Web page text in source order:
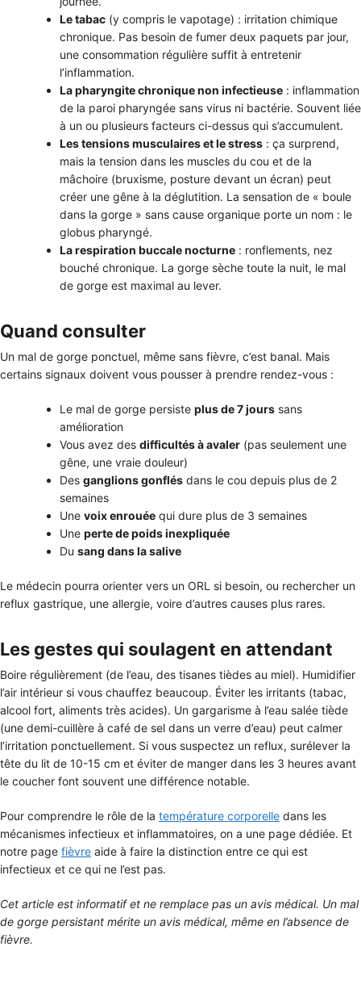
Le tabac (y compris le vapotage) : irritation chimique
chronique. Pas besoin de fumer deux paquets par jour,
une consommation régulière suffit à entretenir
l’inflammation.
La pharyngite chronique non infectieuse : inflammation
de la paroi pharyngée sans virus ni bactérie. Souvent liée
à un ou plusieurs facteurs ci-dessus qui s’accumulent.
Les tensions musculaires et le stress : ça surprend,
mais la tension dans les muscles du cou et de la
mâchoire (bruxisme, posture devant un écran) peut
créer une gêne à la déglutition. La sensation de « boule
dans la gorge » sans cause organique porte un nom : le
globus pharyngé.
La respiration buccale nocturne : ronflements, nez
bouché chronique. La gorge sèche toute la nuit, le mal
de gorge est maximal au lever.
Quand consulter
Un mal de gorge ponctuel, même sans fièvre, c’est banal. Mais
certains signaux doivent vous pousser à prendre rendez-vous :
Le mal de gorge persiste plus de 7 jours sans
amélioration
Vous avez des difficultés à avaler (pas seulement une
gêne, une vraie douleur)
Des ganglions gonflés dans le cou depuis plus de 2
semaines
Une voix enrouée qui dure plus de 3 semaines
Une perte de poids inexpliquée
Du sang dans la salive
Le médecin pourra orienter vers un ORL si besoin, ou rechercher un
reflux gastrique, une allergie, voire d’autres causes plus rares.
Les gestes qui soulagent en attendant
Boire régulièrement (de l’eau, des tisanes tièdes au miel). Humidifier
l’air intérieur si vous chauffez beaucoup. Éviter les irritants (tabac,
alcool fort, aliments très acides). Un gargarisme à l’eau salée tiède
(une demi-cuillère à café de sel dans un verre d’eau) peut calmer
l’irritation ponctuellement. Si vous suspectez un reflux, surélever la
tête du lit de 10-15 cm et éviter de manger dans les 3 heures avant
le coucher font souvent une différence notable.
Pour comprendre le rôle de la température corporelle dans les
mécanismes infectieux et inflammatoires, on a une page dédiée. Et
notre page fièvre aide à faire la distinction entre ce qui est
infectieux et ce qui ne l’est pas.
Cet article est informatif et ne remplace pas un avis médical. Un mal
de gorge persistant mérite un avis médical, même en l’absence de
fièvre.